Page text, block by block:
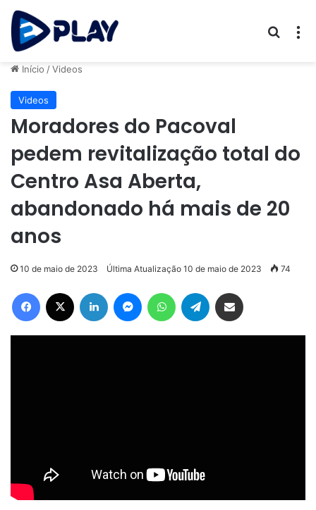
Início /Videos
Videos
Moradores do Pacoval
pedem revitalização total do
Centro Asa Aberta,
abandonado há mais de 20
anos
10 de maio de 2023 Última Atualização 10 de maio de 2023 74